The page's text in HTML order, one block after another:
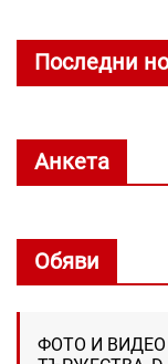
Последни
Анкета
Обяви
ФОТО И